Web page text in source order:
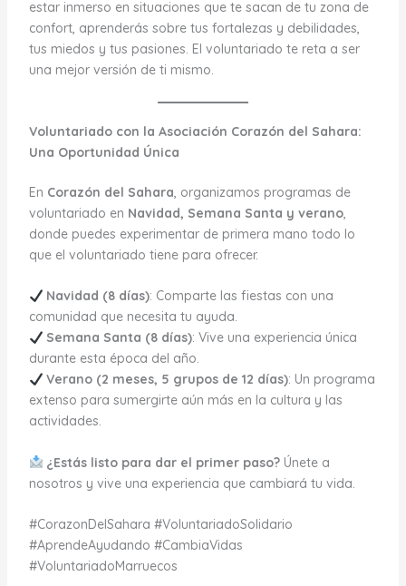
estar inmerso en situaciones que te sacan de tu zona de
confort, aprenderás sobre tus fortalezas y debilidades,
tus miedos y tus pasiones. El voluntariado te reta a ser
una mejor versión de ti mismo.
Voluntariado con la Asociación Corazón del Sahara:
Una Oportunidad Única
En Corazón del Sahara, organizamos programas de
voluntariado en Navidad, Semana Santa y verano,
donde puedes experimentar de primera mano todo lo
que el voluntariado tiene para ofrecer.
Navidad (8 días): Comparte las fiestas con una
comunidad que necesita tu ayuda.
Semana Santa (8 días): Vive una experiencia única
durante esta época del año.
Verano (2 meses, 5 grupos de 12 días): Un programa
extenso para sumergirte aún más en la cultura y las
actividades.
¿Estás listo para dar el primer paso? Únete a
nosotros y vive una experiencia que cambiará tu vida.
#CorazonDelSahara #VoluntariadoSolidario
#AprendeAyudando #CambiaVidas
#VoluntariadoMarruecos